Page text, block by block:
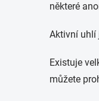
některé
Aktivní uhlí
Existuje
můžete